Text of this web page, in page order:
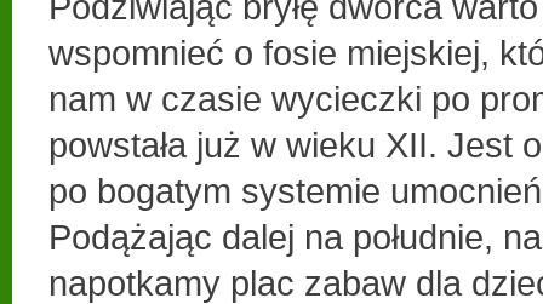
wspomnieć o fosie miejskiej,
nam w czasie wycieczki po
powstała już w wieku XII. Jest
po bogatym systemie
Podążając dalej na południe,
napotkamy plac zabaw dla